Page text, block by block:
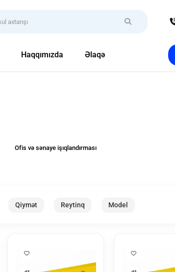
Haqqımızda Əlaqə
Ofis və sənaye işıqlandırması
Qiymət Reytinq Model